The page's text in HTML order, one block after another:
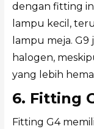
dengan fitting
lampu kecil,
lampu meja.
halogen,
yang lebih
6. Fitting
Fitting G4